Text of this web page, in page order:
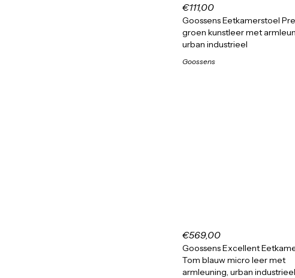
€111,00
Goossens Eetkamerstoel
groen kunstleer met
urban industrieel
Goossens
€569,00
Goossens Excellent
Tom blauw micro leer met
armleuning, urban industrieel